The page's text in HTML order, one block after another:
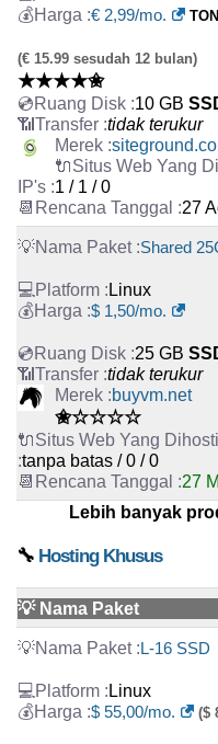
€ 2,99/mo.
(€ 15.99 sesudah 12 bulan)
★★★★✬
10 GB
tidak terukur
1 / 1 / 0
27
Shared
Linux
$ 1,50/mo.
25 GB
tidak terukur
buyvm.net
✬☆☆☆☆
tanpa batas / 0 / 0
27
Lebih banyak
🔧 Hosting Khusus
💡 Nama Paket
L-16 SSD
Linux
$ 55,00/mo.
($